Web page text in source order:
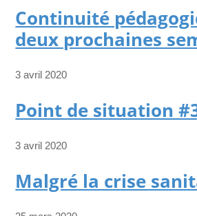
Continuité
deux prochaines
3 avril 2020
Point de situation
3 avril 2020
Malgré la crise